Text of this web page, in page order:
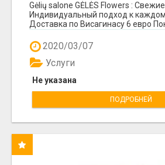
Gėlių salone GĖLĖS Flowers :
Индивидуальный подход к
Доставка по Висагинасу 6 евро
2020/03/07
Не указана
Услуги
ПОДРОБНЕЙ